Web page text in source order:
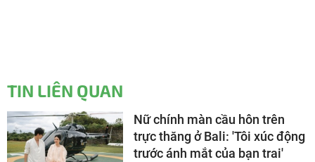
TIN LIÊN QUAN
Nữ chính màn cầu hôn trên
trực thăng ở Bali: 'Tôi xúc động
trước ánh mắt của bạn trai'